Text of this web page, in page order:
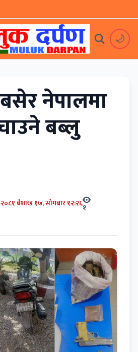
🌙
नेपालमा
बब्लु
२०८१ बैशाख १७, सोमबार १२:२६१